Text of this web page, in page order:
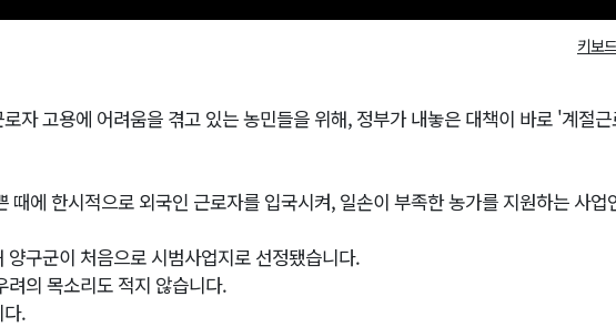
키보
자 고용에 어려움을 겪고 있는 농민들을 위해, 정부가 내놓은 대책이 바로 '계절
때에 한시적으로 외국인 근로자를 입국시켜, 일손이 부족한 농가를 지원하는 사업
양구군이 처음으로 시범사업지로 선정됐습니다.
려의 목소리도 적지 않습니다.
.